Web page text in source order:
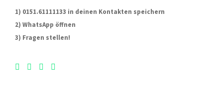
1) 0151.61111133 in deinen Kontakten speichern
2) WhatsApp öffnen
3) Fragen stellen!